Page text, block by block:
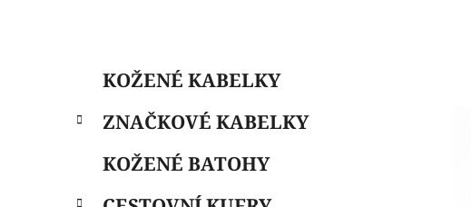
s
Přeskočit
kategorie
e
KOŽENÉ KABELKY
ZNAČKOVÉ KABELKY
KOŽENÉ BATOHY